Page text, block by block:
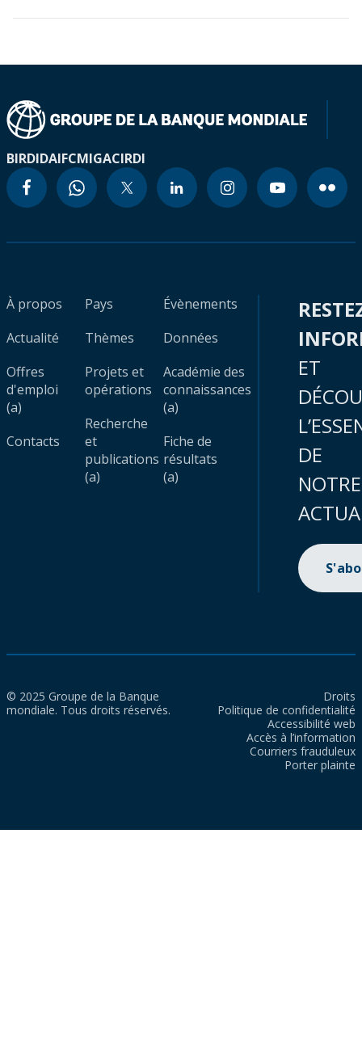
BIRDIDAIFCMIGACIRDI
À propos
Actualité
Offres
d'emploi
(a)
Contacts
Pays
Thèmes
Projets et
opérations
Recherche
et
publications
(a)
Évènements
Données
Académie des
connaissances
(a)
Fiche de
résultats
(a)
ET
DE
NOTRE
© 2025 Groupe de la Banque
mondiale. Tous droits réservés.
Droits
Politique de confidentialité
Accessibilité web
Accès à l’information
Courriers frauduleux
Porter plainte